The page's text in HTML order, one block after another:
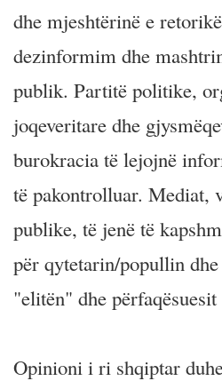
dhe mjeshtërinë e
dezinformim dhe
publik. Partitë politike,
joqeveritare dhe
burokracia të lejojnë
të pakontrolluar. Mediat,
publike, të jenë të
për qytetarin/popullin
"elitën" dhe
Opinioni i ri shqiptar